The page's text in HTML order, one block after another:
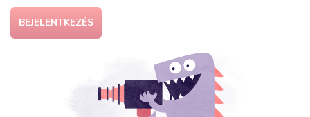
BEJELENTKEZÉS